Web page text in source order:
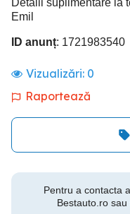
Detalii suplimentare la
Emil
ID anunț: 1721983540
Vizualizări: 0
Raportează
Pentru a contacta
Bestauto.ro